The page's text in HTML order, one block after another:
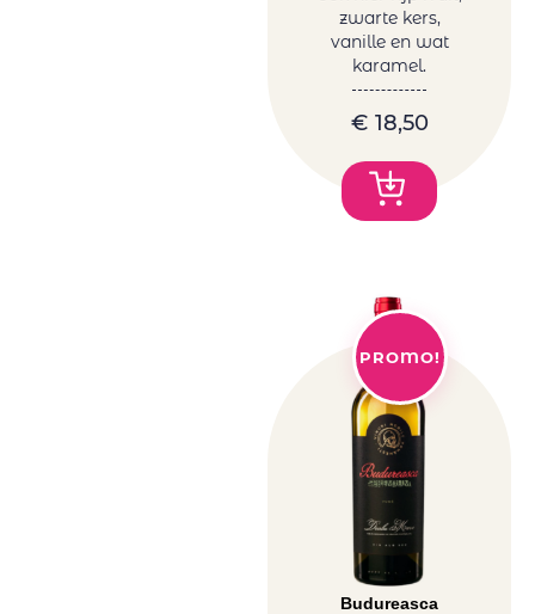
zwarte kers,
vanille en wat
karamel.
€ 18,50
PROMO!
Budureasca